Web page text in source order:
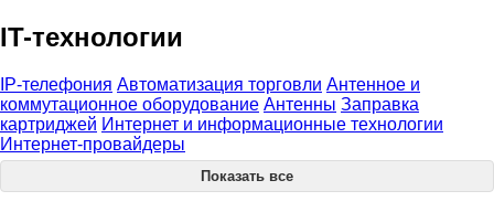
IT-технологии
IP-телефония Автоматизация торговли Антенное и
коммутационное оборудование Антенны Заправка
картриджей Интернет и информационные технологии
Интернет-провайдеры
Показать все